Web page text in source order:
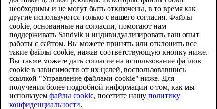
необходимы и не могут быть отключены, в то время как
другие используются только с вашего согласия. Файлы
cookie, основанные на согласии, помогают нам
поддерживать Sandvik и индивидуализировать ваш опыт
работы с сайтом. Вы можете принять или отклонить все
такие файлы cookie, нажав соответствующую кнопку ниже.
Вы также можете дать согласие на использование файлов
cookie в зависимости от их целей, воспользовавшись
ссылкой "Управление файлами cookie" ниже. Для
получения более подробной информации о том, как мы
используем файлы cookie, посетите нашу политику
конфиденциальности.